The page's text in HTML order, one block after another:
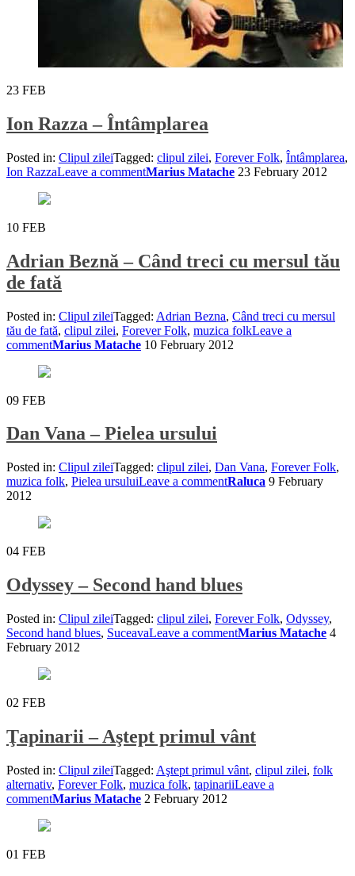
23 FEB
Ion Razza – Întâmplarea
Posted in: Clipul zileiTagged: clipul zilei, Forever Folk, Întâmplarea,
Ion RazzaLeave a commentMarius Matache 23 February 2012
10 FEB
Adrian Beznă – Când treci cu mersul tău
de fată
Posted in: Clipul zileiTagged: Adrian Bezna, Când treci cu mersul
tău de fată, clipul zilei, Forever Folk, muzica folkLeave a
commentMarius Matache 10 February 2012
09 FEB
Dan Vana – Pielea ursului
Posted in: Clipul zileiTagged: clipul zilei, Dan Vana, Forever Folk,
muzica folk, Pielea ursuluiLeave a commentRaluca 9 February
2012
04 FEB
Odyssey – Second hand blues
Posted in: Clipul zileiTagged: clipul zilei, Forever Folk, Odyssey,
Second hand blues, SuceavaLeave a commentMarius Matache 4
February 2012
02 FEB
Ţapinarii – Aştept primul vânt
Posted in: Clipul zileiTagged: Aştept primul vânt, clipul zilei, folk
alternativ, Forever Folk, muzica folk, tapinariiLeave a
commentMarius Matache 2 February 2012
01 FEB